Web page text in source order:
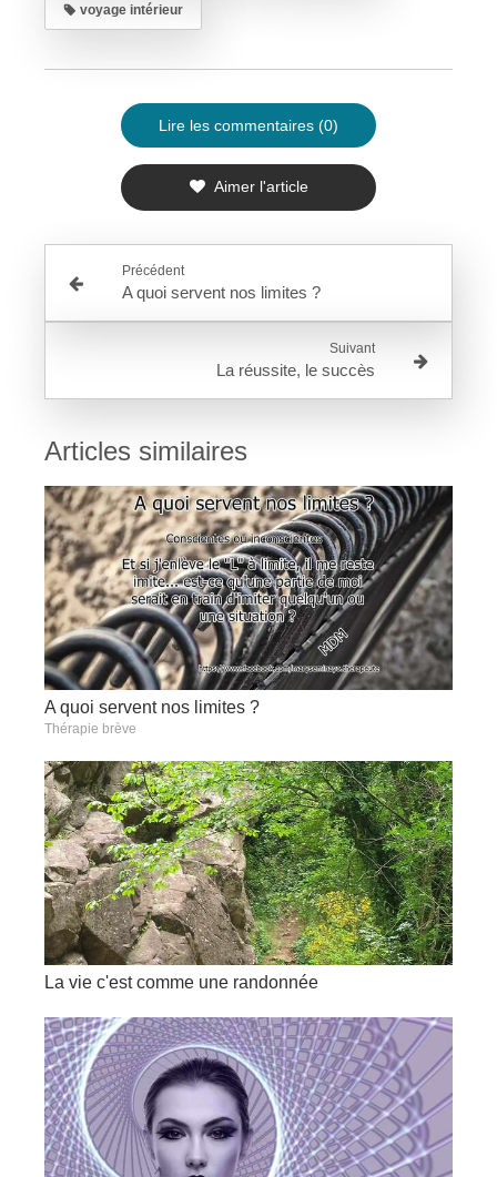
voyage intérieur
Lire les commentaires (0)
Aimer l'article
Précédent
A quoi servent nos limites ?
Suivant
La réussite, le succès
Articles similaires
A quoi servent nos limites ?
Thérapie brève
La vie c'est comme une randonnée